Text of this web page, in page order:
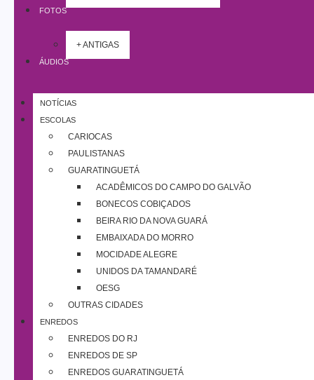
FOTOS
+ ANTIGAS
ÁUDIOS
NOTÍCIAS
ESCOLAS
CARIOCAS
PAULISTANAS
GUARATINGUETÁ
ACADÊMICOS DO CAMPO DO GALVÃO
BONECOS COBIÇADOS
BEIRA RIO DA NOVA GUARÁ
EMBAIXADA DO MORRO
MOCIDADE ALEGRE
UNIDOS DA TAMANDARÉ
OESG
OUTRAS CIDADES
ENREDOS
ENREDOS DO RJ
ENREDOS DE SP
ENREDOS GUARATINGUETÁ